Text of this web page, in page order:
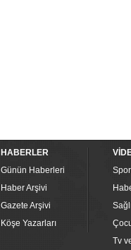
HABERLER
Günün Haberleri
Haber Arşivi
Gazete Arşivi
Köşe Yazarları
Spor
Tv